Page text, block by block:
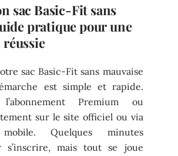
sac Basic-Fit sans
pratique pour une
sac Basic-Fit sans mauvaise
est simple et rapide.
l’abonnement Premium ou
sur le site officiel ou via
mobile. Quelques minutes
s’inscrire, mais tout se joue